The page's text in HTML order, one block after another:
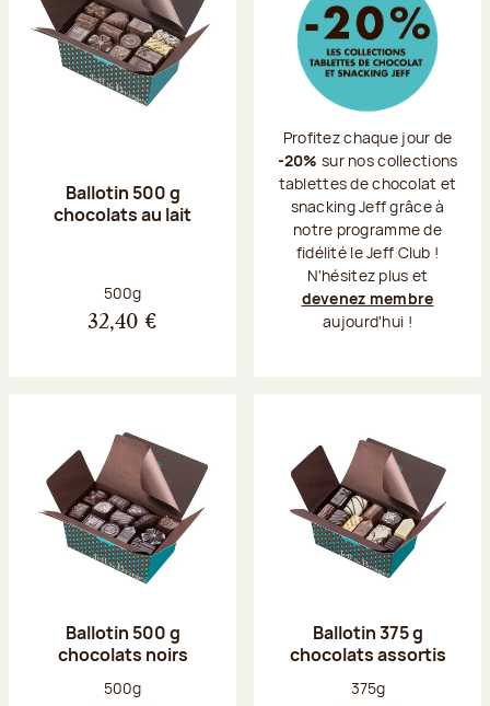
Ballotin 500 g
chocolats au lait
Poids net :
500g
32,40 €
Profitez chaque jour de
-20% sur nos collections
tablettes de chocolat et
snacking Jeff grâce à
notre programme de
fidélité le Jeff Club !
N'hésitez plus et
devenez membre
aujourd'hui !
Ballotin 500 g
chocolats noirs
Poids net :
500g
Ballotin 375 g
chocolats assortis
Poids net :
375g